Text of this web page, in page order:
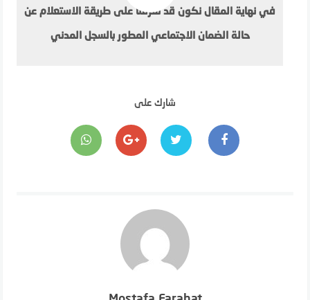
حالة الضمان الاجتماعي المطور بالسجل المدني
شارك على